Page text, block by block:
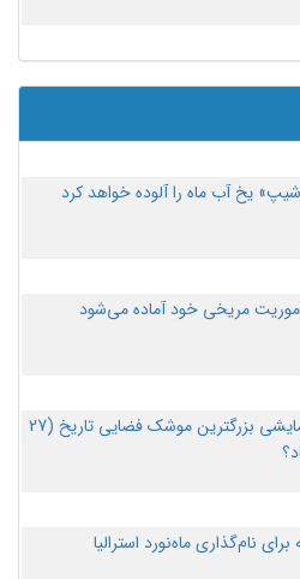
یخ آب ماه را آلوده خواهد کرد
مریخی خود آماده می‌شود
در دومین پرتاب آزمایشی بزرگترین موشک فضایی تاریخ (27
نام‌گذاری ماه‌نورد استرالیا